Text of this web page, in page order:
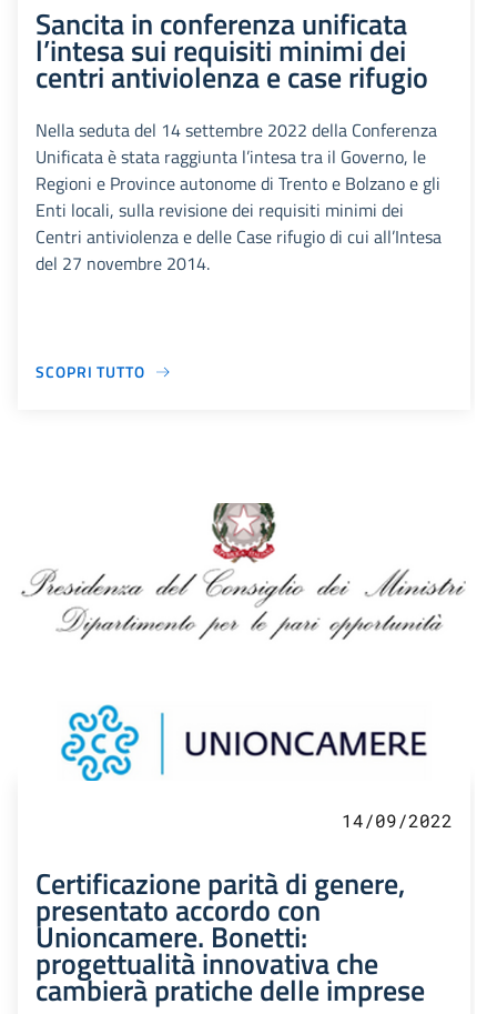
Sancita in conferenza unificata
l’intesa sui requisiti minimi dei
centri antiviolenza e case rifugio
Nella seduta del 14 settembre 2022 della Conferenza
Unificata è stata raggiunta l’intesa tra il Governo, le
Regioni e Province autonome di Trento e Bolzano e gli
Enti locali, sulla revisione dei requisiti minimi dei
Centri antiviolenza e delle Case rifugio di cui all’Intesa
del 27 novembre 2014.
SCOPRI TUTTO
14/09/2022
Certificazione parità di genere,
presentato accordo con
Unioncamere. Bonetti:
progettualità innovativa che
cambierà pratiche delle imprese